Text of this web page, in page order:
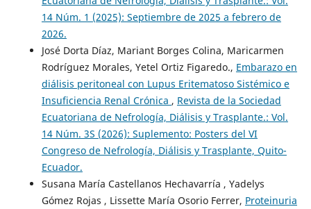
14 Núm. 1 (2025): Septiembre de 2025 a febrero de
2026.
José Dorta Díaz, Mariant Borges Colina, Maricarmen
Rodríguez Morales, Yetel Ortiz Figaredo., Embarazo en
diálisis peritoneal con Lupus Eritematoso Sistémico e
Insuficiencia Renal Crónica , Revista de la Sociedad
Ecuatoriana de Nefrología, Diálisis y Trasplante.: Vol.
14 Núm. 3S (2026): Suplemento: Posters del VI
Congreso de Nefrología, Diálisis y Trasplante, Quito-
Ecuador.
Susana María Castellanos Hechavarría , Yadelys
Gómez Rojas , Lissette María Osorio Ferrer, Proteinuria